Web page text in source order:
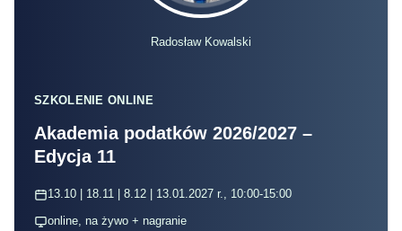
Radosław Kowalski
SZKOLENIE ONLINE
Akademia podatków 2026/2027 –
Edycja 11
13.10 | 18.11 | 8.12 | 13.01.2027 r., 10:00-15:00
online, na żywo + nagranie